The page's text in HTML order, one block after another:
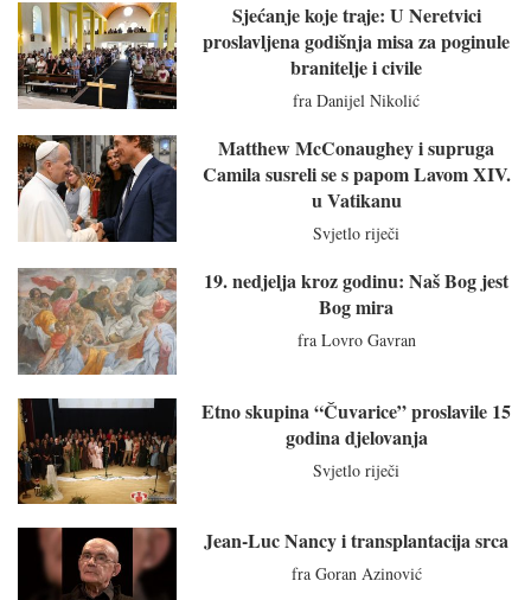
Sjećanje koje traje: U Neretvici
proslavljena godišnja misa za poginule
branitelje i civile
fra Danijel Nikolić
Matthew McConaughey i supruga
Camila susreli se s papom Lavom XIV.
u Vatikanu
Svjetlo riječi
19. nedjelja kroz godinu: Naš Bog jest
Bog mira
fra Lovro Gavran
Etno skupina “Čuvarice” proslavile 15
godina djelovanja
Svjetlo riječi
Jean-Luc Nancy i transplantacija srca
fra Goran Azinović